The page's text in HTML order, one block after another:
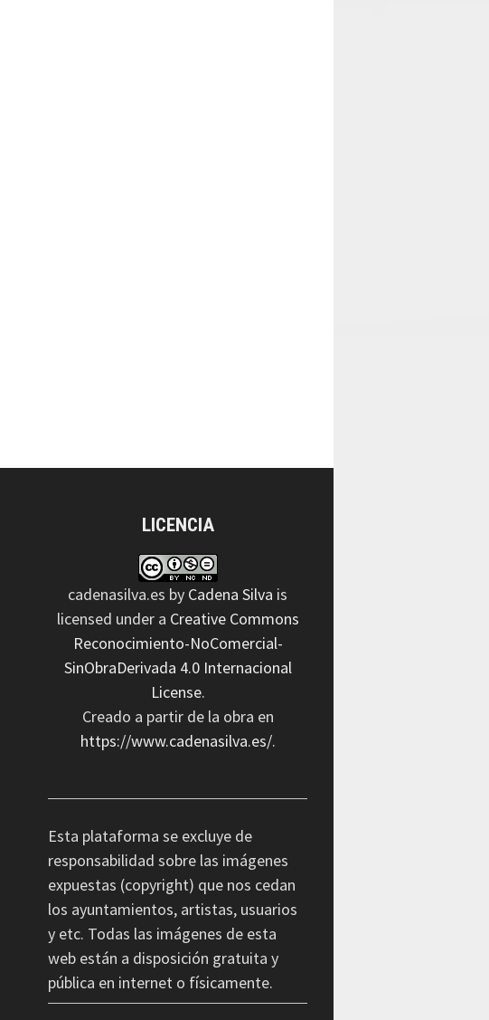
LICENCIA
cadenasilva.es by Cadena Silva is
licensed under a Creative Commons
Reconocimiento-NoComercial-
SinObraDerivada 4.0 Internacional
License.
Creado a partir de la obra en
https://www.cadenasilva.es/.
Esta plataforma se excluye de
responsabilidad sobre las imágenes
expuestas (copyright) que nos cedan
los ayuntamientos, artistas, usuarios
y etc. Todas las imágenes de esta
web están a disposición gratuita y
pública en internet o físicamente.